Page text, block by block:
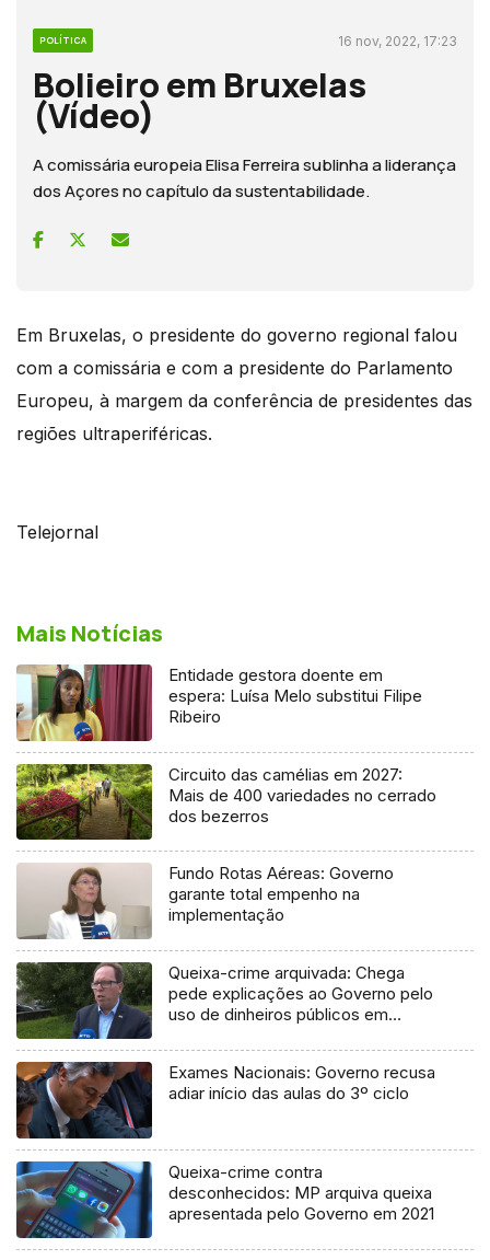
POLÍTICA 16 nov, 2022, 17:23
Bolieiro em Bruxelas
(Vídeo)
A comissária europeia Elisa Ferreira sublinha a liderança
dos Açores no capítulo da sustentabilidade.
Em Bruxelas, o presidente do governo regional falou
com a comissária e com a presidente do Parlamento
Europeu, à margem da conferência de presidentes das
regiões ultraperiféricas.
Telejornal
Mais Notícias
Entidade gestora doente em
espera: Luísa Melo substitui Filipe
Ribeiro
Circuito das camélias em 2027:
Mais de 400 variedades no cerrado
dos bezerros
Fundo Rotas Aéreas: Governo
garante total empenho na
implementação
Queixa-crime arquivada: Chega
pede explicações ao Governo pelo
uso de dinheiros públicos em
Exames Nacionais: Governo recusa
adiar início das aulas do 3º ciclo
Queixa-crime contra
desconhecidos: MP arquiva queixa
apresentada pelo Governo em 2021